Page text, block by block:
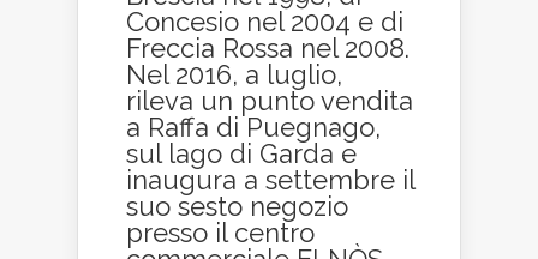
Concesio nel 2004 e di
Freccia Rossa nel 2008.
Nel 2016, a luglio,
rileva un punto vendita
a Raffa di Puegnago,
sul lago di Garda e
inaugura a settembre il
suo sesto negozio
presso il centro